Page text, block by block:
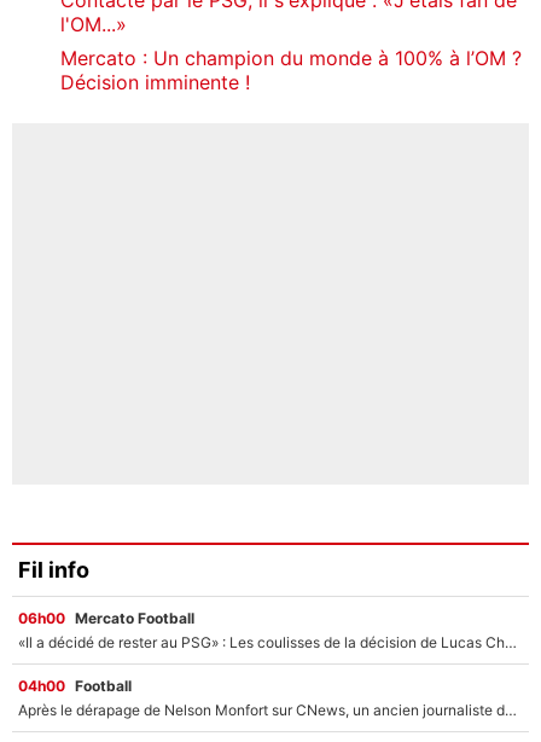
l'OM...»
Mercato : Un champion du monde à 100% à l’OM ?
Décision imminente !
Fil info
06h00 Mercato Football
«Il a décidé de rester au PSG» : Les coulisses de la décision de Lucas Chevalier pour son transfert
04h00 Football
Après le dérapage de Nelson Monfort sur CNews, un ancien journaliste de France Télévisions relance la polémique sur les incendies en Gironde